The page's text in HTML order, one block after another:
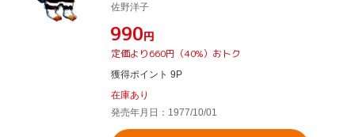
佐野洋子
¥990円
定価より660円（40%）おトク
獲得ポイント 9P
在庫あり
発売年月日：1977/10/01